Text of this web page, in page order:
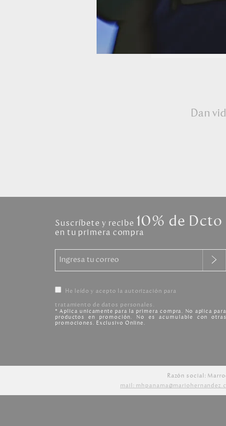
MANOS
Dan
Suscríbete y recibe 10% de Dcto
en tu primera compra
He leído y acepto la autorización para
tratamiento de datos personales.
* Aplica unicamente para la primera compra. No aplica para
productos en promoción. No es acumulable con otras
promociones. Exclusivo Online.
Razón social:
mail: